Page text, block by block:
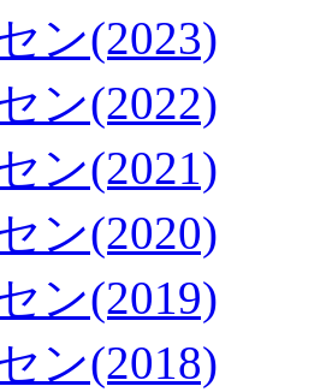
ン(2023)
ン(2022)
ン(2021)
ン(2020)
ン(2019)
ン(2018)